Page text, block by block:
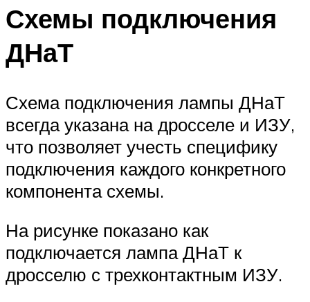
Схемы подключения
ДНаТ
Схема подключения лампы ДНаТ
всегда указана на дросселе и ИЗУ,
что позволяет учесть специфику
подключения каждого конкретного
компонента схемы.
На рисунке показано как
подключается лампа ДНаТ к
дросселю с трехконтактным ИЗУ.